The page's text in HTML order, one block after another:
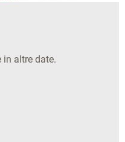
in altre date.